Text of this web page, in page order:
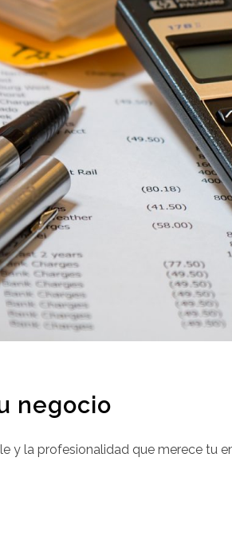
negocio
y la profesionalidad que merece